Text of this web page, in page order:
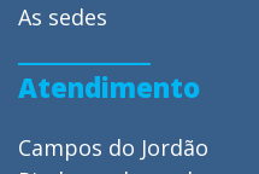
As sedes
Atendimento
Campos do Jordão